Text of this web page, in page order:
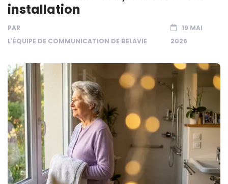
installation
PAR
L'ÉQUIPE DE COMMUNICATION DE BELAVIE
19 MAI
2026